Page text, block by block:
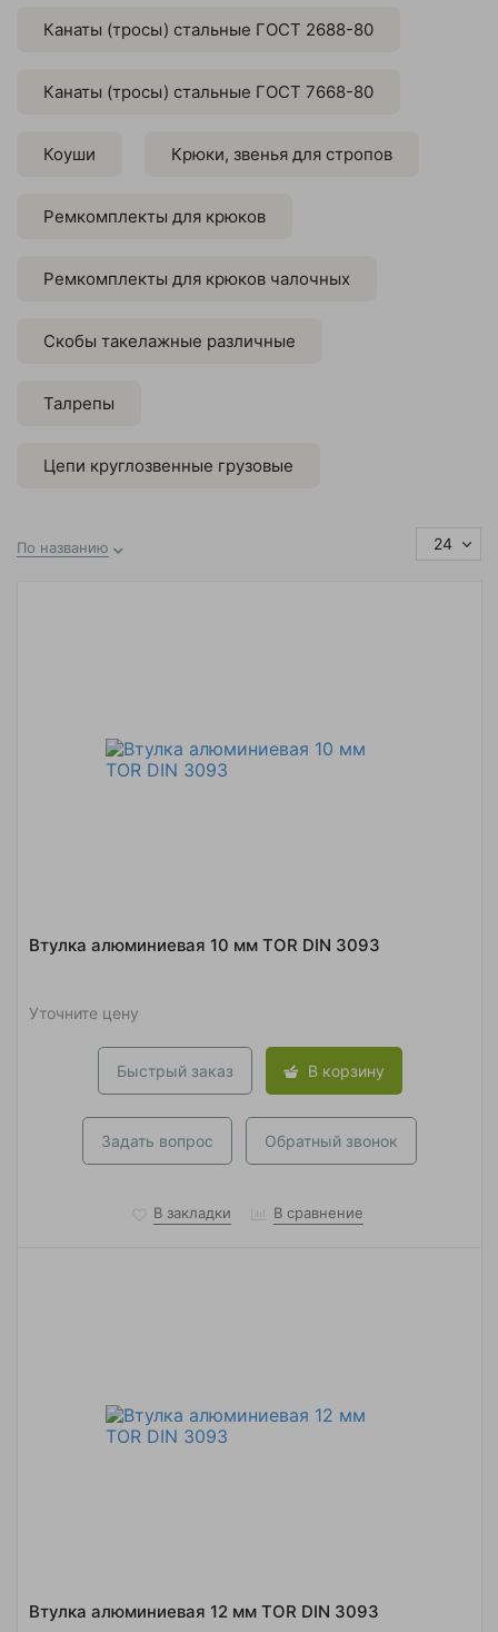
Канаты (тросы) стальные ГОСТ 2688-80
Канаты (тросы) стальные ГОСТ 7668-80
Коуши Крюки, звенья для стропов
Ремкомплекты для крюков
Ремкомплекты для крюков чалочных
Скобы такелажные различные
Талрепы
Цепи круглозвенные грузовые
По названию 24
Втулка алюминиевая 10 мм TOR DIN 3093
Уточните цену
Быстрый заказ В корзину
Задать вопрос Обратный звонок
В закладки В сравнение
Втулка алюминиевая 12 мм TOR DIN 3093